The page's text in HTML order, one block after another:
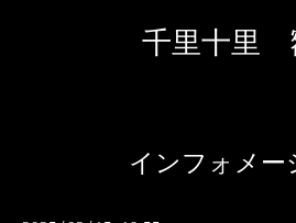
千里十里
インフォメー